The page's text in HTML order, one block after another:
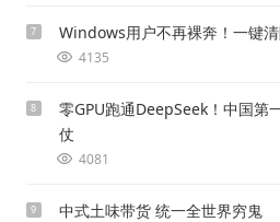
7 Windows用户不再裸奔！一键
4135
8
零GPU跑通DeepSeek！中国第
仗
4081
9 中式土味带货 统一全世界穷鬼